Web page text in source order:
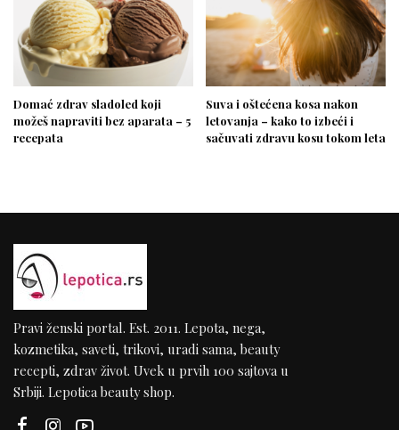
Domać zdrav sladoled koji
možeš napraviti bez aparata – 5
recepata
Suva i oštećena kosa nakon
letovanja – kako to izbeći i
sačuvati zdravu kosu tokom leta
Pravi ženski portal. Est. 2011. Lepota, nega,
kozmetika, saveti, trikovi, uradi sama, beauty
recepti, zdrav život. Uvek u prvih 100 sajtova u
Srbiji. Lepotica beauty shop.